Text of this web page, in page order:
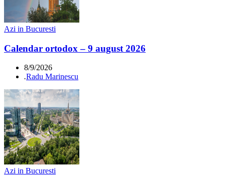
Azi in Bucuresti
Calendar ortodox – 9 august 2026
8/9/2026
.Radu Marinescu
Azi in Bucuresti